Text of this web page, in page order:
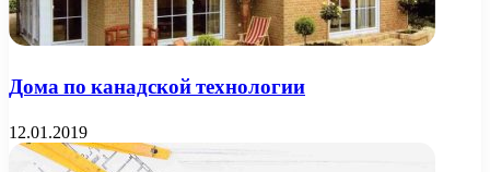
Дома по канадской технологии
12.01.2019